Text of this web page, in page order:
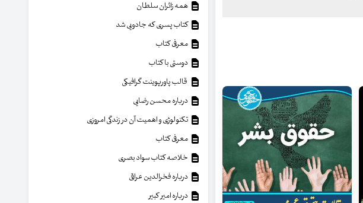
همه زائران سلطان
کتاب پسری که جادویی شد
معرفی کتاب
دوستی با کتاب
قالب پاورپوینت گرافیکی
درباره محسن رضایی
تکنولوژی و اهمیت آن در زندگی امروزی
معرفی کتاب
خلاصه کتاب سواد بصری
درباره فخرالدین عراقی
درباره امیر کبیر